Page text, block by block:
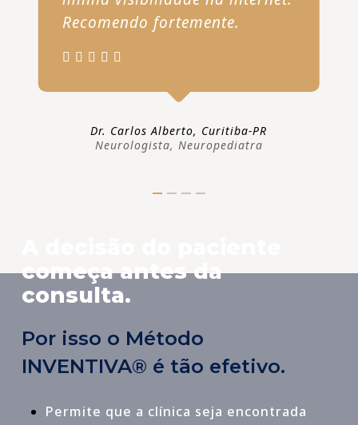
Recomendo fortemente.
Dr. Carlos Alberto, Curitiba-PR
Neurologista, Neuropediatra
começa antes da
consulta.
Por isso o Método
INVENTIVA® é tão efetivo.
Permite que a clínica seja encontrada